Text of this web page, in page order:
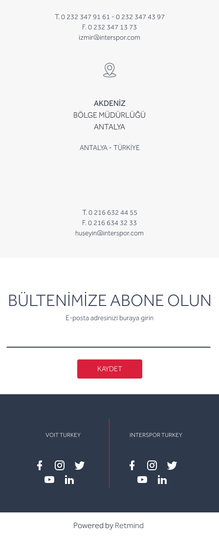
T. 0 232 347 91 61 - 0 232 347 43 97
F. 0 232 347 13 73
izmir@interspor.com
AKDENİZ
BÖLGE MÜDÜRLÜĞÜ
ANTALYA
ANTALYA - TÜRKİYE
T. 0 216 632 44 55
F. 0 216 634 32 33
huseyin@interspor.com
BÜLTENİMİZE ABONE OLUN
E-posta adresinizi buraya girin
newsletter
KAYDET
VOIT TURKEY
Facebook
instagram
twitter
INTERSPOR TURKEY
Facebook
instagram
twitter
Powered by Retmind